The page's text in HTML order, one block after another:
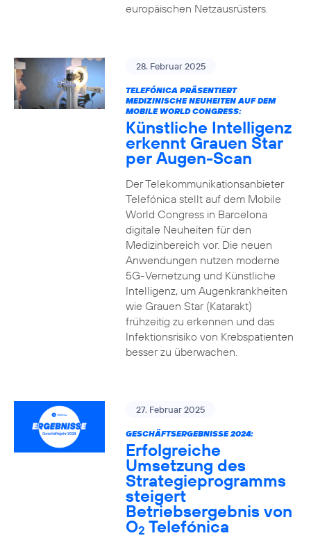
europäischen Netzausrüsters.
28. Februar 2025
TELEFÓNICA PRÄSENTIERT
MEDIZINISCHE NEUHEITEN AUF DEM
MOBILE WORLD CONGRESS:
Künstliche Intelligenz
erkennt Grauen Star
per Augen-Scan
Der Telekommunikationsanbieter
Telefónica stellt auf dem Mobile
World Congress in Barcelona
digitale Neuheiten für den
Medizinbereich vor. Die neuen
Anwendungen nutzen moderne
5G-Vernetzung und Künstliche
Intelligenz, um Augenkrankheiten
wie Grauen Star (Katarakt)
frühzeitig zu erkennen und das
Infektionsrisiko von Krebspatienten
besser zu überwachen.
27. Februar 2025
GESCHÄFTSERGEBNISSE 2024:
Erfolgreiche
Umsetzung des
Strategieprogramms
steigert
Betriebsergebnis von
O2 Telefónica